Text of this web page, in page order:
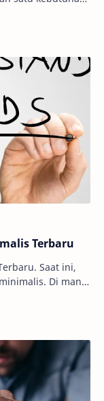
Terbaru
Saat ini,
Di mana,